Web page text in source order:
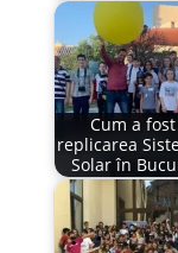
Cum a
replicarea
Solar în